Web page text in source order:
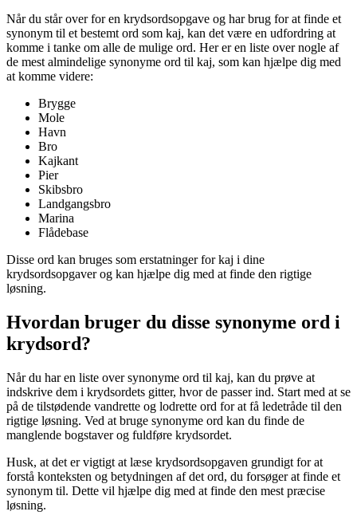
Når du står over for en krydsordsopgave og har brug for at finde et
synonym til et bestemt ord som kaj, kan det være en udfordring at
komme i tanke om alle de mulige ord. Her er en liste over nogle af
de mest almindelige synonyme ord til kaj, som kan hjælpe dig med
at komme videre:
Brygge
Mole
Havn
Bro
Kajkant
Pier
Skibsbro
Landgangsbro
Marina
Flådebase
Disse ord kan bruges som erstatninger for kaj i dine
krydsordsopgaver og kan hjælpe dig med at finde den rigtige
løsning.
Hvordan bruger du disse synonyme ord i
krydsord?
Når du har en liste over synonyme ord til kaj, kan du prøve at
indskrive dem i krydsordets gitter, hvor de passer ind. Start med at se
på de tilstødende vandrette og lodrette ord for at få ledetråde til den
rigtige løsning. Ved at bruge synonyme ord kan du finde de
manglende bogstaver og fuldføre krydsordet.
Husk, at det er vigtigt at læse krydsordsopgaven grundigt for at
forstå konteksten og betydningen af det ord, du forsøger at finde et
synonym til. Dette vil hjælpe dig med at finde den mest præcise
løsning.